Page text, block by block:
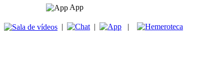
App
| | |